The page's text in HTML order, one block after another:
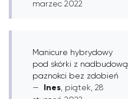
marzec 2022
Manicure hybrydowy
pod skórki z nadbudową
paznokci bez zdobień
Ines , piątek, 28